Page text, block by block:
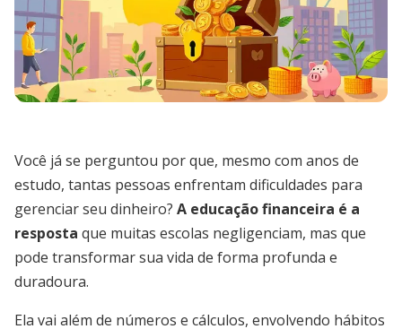
Você já se perguntou por que, mesmo com anos de
estudo, tantas pessoas enfrentam dificuldades para
gerenciar seu dinheiro? A educação financeira é a
resposta que muitas escolas negligenciam, mas que
pode transformar sua vida de forma profunda e
duradoura.
Ela vai além de números e cálculos, envolvendo hábitos